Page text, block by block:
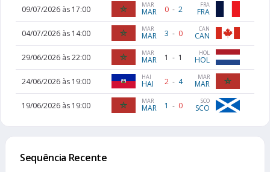
09/07/2026 às 17:00
MAR
MAR 0 - 2 FRA
FRA
04/07/2026 às 14:00 MAR
MAR 3 - 0 CAN
CAN
29/06/2026 às 22:00 MAR
MAR 1 - 1 HOL
HOL
24/06/2026 às 19:00 HAI
HAI 2 - 4 MAR
MAR
19/06/2026 às 19:00 MAR
MAR 1 - 0 SCO
SCO
Sequência Recente